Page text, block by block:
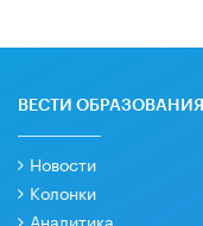
ВЕСТИ ОБРАЗОВАНИЯ
Новости
Колонки
Аналитика